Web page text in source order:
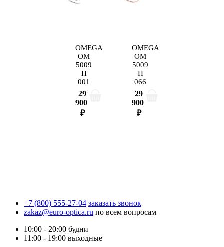
OMEGA
OM
5009
H
001
29
900
₽
OMEGA
OM
5009
H
066
29
900
₽
+7 (800) 555-27-04 заказать звонок
zakaz@euro-optica.ru по всем вопросам
10:00 - 20:00 будни
11:00 - 19:00 выходные